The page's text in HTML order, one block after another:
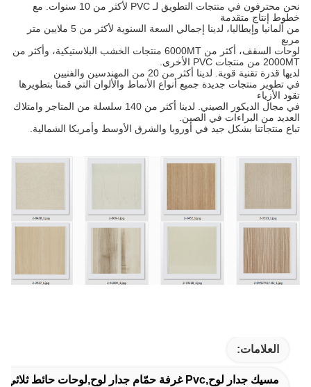
نحن محترفون في منتجات التطويق لـ PVC لأكثر من 10 سنوات. مع
خطوط إنتاج متقدمة
من ألمانيا وإيطاليا، لدينا إجمالي السعة السنوية لأكثر من 5 ملايين متر
مربع
لوحات السقف، أكثر من 6000MT منتجات الخشب البلاستيكية، وأكثر من
2000MT من منتجات PVC الأخرى.
لديها قدرة تقنية قوية. لدينا أكثر من 20 من المهندسين والفنيين
في تطوير منتجات جديدة جميع أنواع الأنماط والألوان التي قمنا بتطويرها
تقود الأزياء
في مجال الديكور الصيني. لدينا أكثر من 140 سلسلة من المتاجر وامتلاك
العديد من البراءات في الصين.
تباع منتجاتنا بشكل جيد في أوروبا والشرق الأوسط وأمريكا الشمالية.
العلامات:
مسيك جدار لوح,pvc غرفة حمّام جدار لوح,لوحات حائط ثلاثي الأبعاد